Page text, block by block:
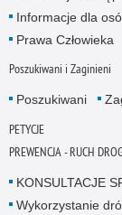
Informacje dla
Prawa Człowieka
Poszukiwani i Zaginieni
Poszukiwani
PETYCJE
PREWENCJA - RUCH
KONSULTACJE
Wykorzystanie